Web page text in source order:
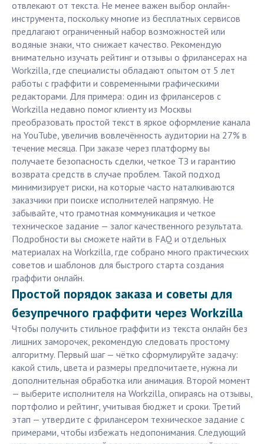
отвлекают от текста. Не менее важен выбор онлайн-
инструмента, поскольку многие из бесплатных сервисов
предлагают ограниченный набор возможностей или
водяные знаки, что снижает качество. Рекомендую
внимательно изучать рейтинг и отзывы о фрилансерах на
Workzilla, где специалисты обладают опытом от 5 лет
работы с граффити и современными графическими
редакторами. Для примера: один из фрилансеров с
Workzilla недавно помог клиенту из Москвы
преобразовать простой текст в яркое оформление канала
на YouTube, увеличив вовлечённость аудитории на 27% в
течение месяца. При заказе через платформу вы
получаете безопасность сделки, четкое ТЗ и гарантию
возврата средств в случае проблем. Такой подход
минимизирует риски, на которые часто наталкиваются
заказчики при поиске исполнителей напрямую. Не
забывайте, что грамотная коммуникация и четкое
техническое задание — залог качественного результата.
Подробности вы сможете найти в FAQ и отдельных
материалах на Workzilla, где собрано много практических
советов и шаблонов для быстрого старта создания
граффити онлайн.
Простой порядок заказа и советы для
безупречного граффити через Workzilla
Чтобы получить стильное граффити из текста онлайн без
лишних заморочек, рекомендую следовать простому
алгоритму. Первый шаг — чётко сформулируйте задачу:
какой стиль, цвета и размеры предпочитаете, нужна ли
дополнительная обработка или анимация. Второй момент
— выберите исполнителя на Workzilla, опираясь на отзывы,
портфолио и рейтинг, учитывая бюджет и сроки. Третий
этап — утвердите с фрилансером техническое задание с
примерами, чтобы избежать недопонимания. Следующий